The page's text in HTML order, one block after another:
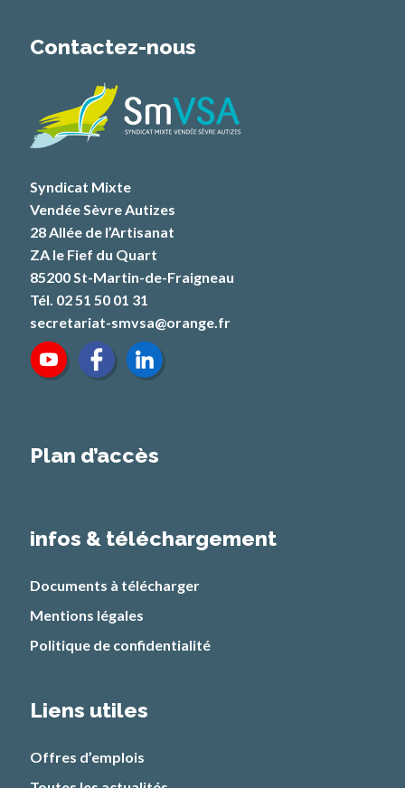
Contactez-nous
Syndicat Mixte
Vendée Sèvre Autizes
28 Allée de l’Artisanat
ZA le Fief du Quart
85200 St-Martin-de-Fraigneau
Tél. 02 51 50 01 31
secretariat-smvsa@orange.fr
Plan d’accès
infos & téléchargement
Documents à télécharger
Mentions légales
Politique de confidentialité
Liens utiles
Offres d’emplois